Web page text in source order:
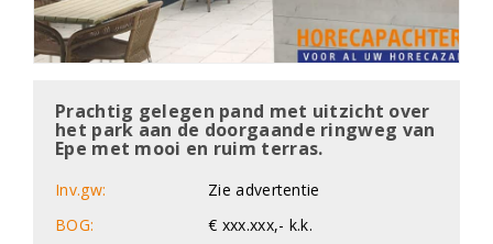
Prachtig gelegen pand met uitzicht over
het park aan de doorgaande ringweg van
Epe met mooi en ruim terras.
Inv.gw:
Zie advertentie
BOG:
€ xxx.xxx,- k.k.